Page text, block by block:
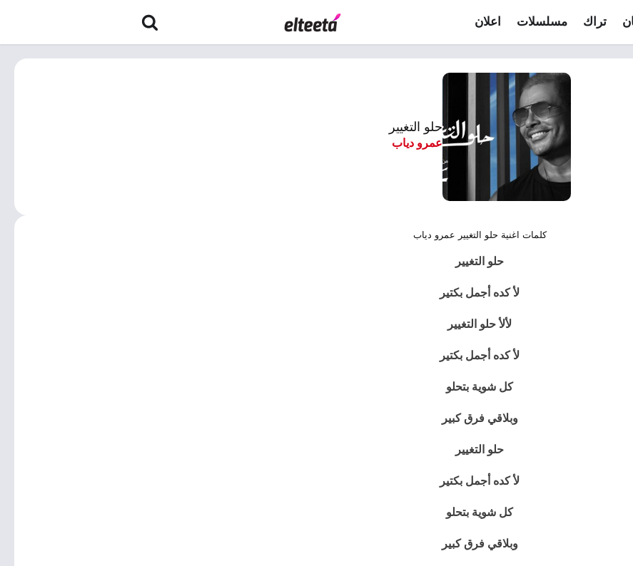
تراك مسلسلات اعلان
حلو التغيير
عمرو دياب
كلمات اغنية حلو التغيير عمرو دياب
حلو التغيير
لأ كده أجمل بكتير
لألأ حلو التغيير
لأ كده أجمل بكتير
كل شوية بتحلو
وبلاقي فرق كبير
حلو التغيير
لأ كده أجمل بكتير
كل شوية بتحلو
وبلاقي فرق كبير